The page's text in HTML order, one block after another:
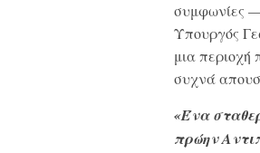
συμφωνίες —
Υπουργός
μια περιοχή
συχνά
«Ένα
πρώην